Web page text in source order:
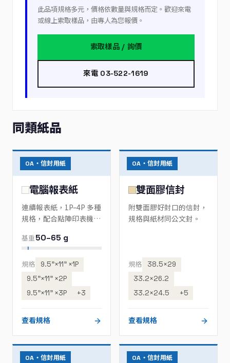
此品項規格多元，價格依數量與規格而定。歡迎來電
或線上索取樣品，由專人為您報價。
索取樣品 / 詢價
來電 03-522-1619
同類紙品
OA・信封用紙
電腦報表紙
連續報表紙，1P–4P 多種
規格，配合點陣印表機列
基重50–65 g
規格
9.5”×11” ×1P
9.5”×11” ×2P
9.5”×11” ×3P
+3
查看規格
OA・信封用紙
雙面膠信封
附雙面膠好封口的信封，
規格與紙材同公文封。
規格
38.5×29
33.2×26.2
33.2×24.5
+5
查看規格
OA・信封用紙 OA・信封用紙